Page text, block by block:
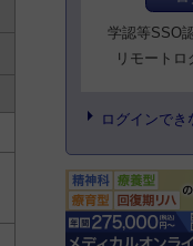
学認等SSO
リモートロ
ログインで